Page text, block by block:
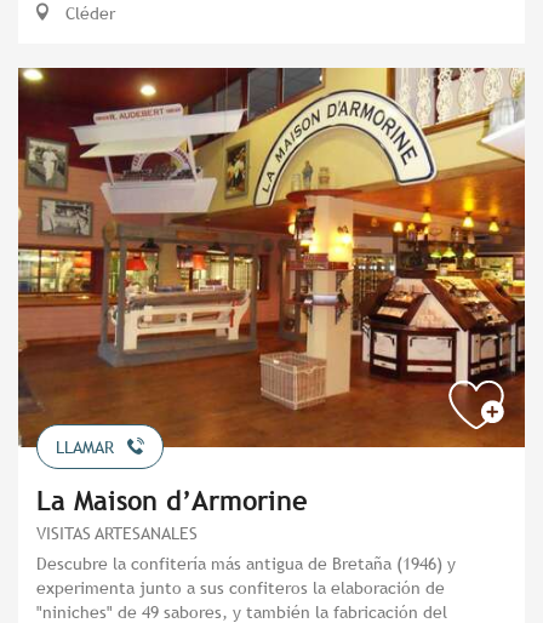
Cléder
LLAMAR
La Maison d’Armorine
VISITAS ARTESANALES
Descubre la confitería más antigua de Bretaña (1946) y
experimenta junto a sus confiteros la elaboración de
"niniches" de 49 sabores, y también la fabricación del